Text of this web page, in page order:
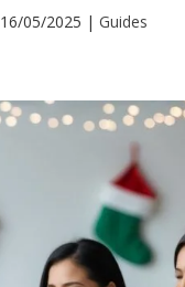
16/05/2025 | Guides